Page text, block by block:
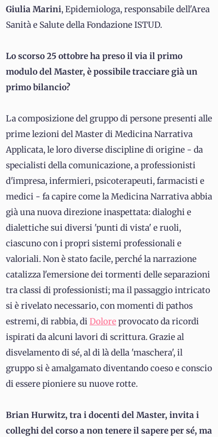
Giulia Marini, Epidemiologa, responsabile dell'Area
Sanità e Salute della Fondazione ISTUD.
Lo scorso 25 ottobre ha preso il via il primo
modulo del Master, è possibile tracciare già un
primo bilancio?
La composizione del gruppo di persone presenti alle
prime lezioni del Master di Medicina Narrativa
Applicata, le loro diverse discipline di origine - da
specialisti della comunicazione, a professionisti
d'impresa, infermieri, psicoterapeuti, farmacisti e
medici - fa capire come la Medicina Narrativa abbia
già una nuova direzione inaspettata: dialoghi e
dialettiche sui diversi 'punti di vista' e ruoli,
ciascuno con i propri sistemi professionali e
valoriali. Non è stato facile, perché la narrazione
catalizza l'emersione dei tormenti delle separazioni
tra classi di professionisti; ma il passaggio intricato
si è rivelato necessario, con momenti di pathos
estremi, di rabbia, di Doloreprovocato da ricordi
ispirati da alcuni lavori di scrittura. Grazie al
disvelamento di sé, al di là della 'maschera', il
gruppo si è amalgamato diventando coeso e conscio
di essere pioniere su nuove rotte.
Brian Hurwitz, tra i docenti del Master, invita i
colleghi del corso a non tenere il sapere per sé, ma